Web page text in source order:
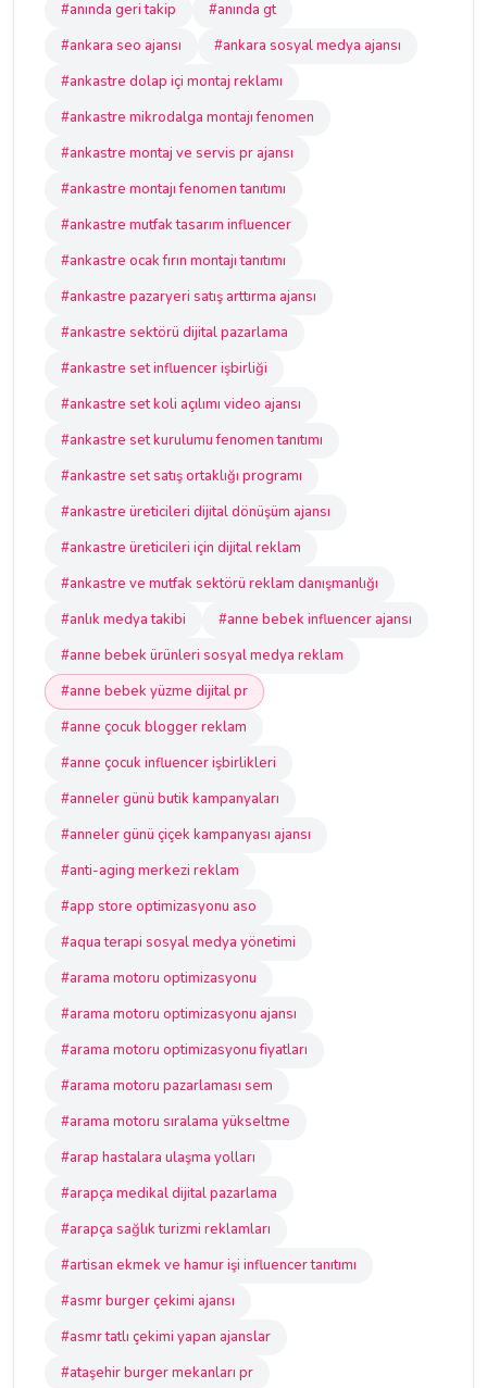
#anında geri takip
#anında gt
#ankara seo ajansı
#ankara sosyal medya ajansı
#ankastre dolap içi montaj reklamı
#ankastre mikrodalga montajı fenomen
#ankastre montaj ve servis pr ajansı
#ankastre montajı fenomen tanıtımı
#ankastre mutfak tasarım influencer
#ankastre ocak fırın montajı tanıtımı
#ankastre pazaryeri satış arttırma ajansı
#ankastre sektörü dijital pazarlama
#ankastre set influencer işbirliği
#ankastre set koli açılımı video ajansı
#ankastre set kurulumu fenomen tanıtımı
#ankastre set satış ortaklığı programı
#ankastre üreticileri dijital dönüşüm ajansı
#ankastre üreticileri için dijital reklam
#ankastre ve mutfak sektörü reklam danışmanlığı
#anlık medya takibi
#anne bebek influencer ajansı
#anne bebek ürünleri sosyal medya reklam
#anne bebek yüzme dijital pr
#anne çocuk blogger reklam
#anne çocuk influencer işbirlikleri
#anneler günü butik kampanyaları
#anneler günü çiçek kampanyası ajansı
#anti-aging merkezi reklam
#app store optimizasyonu aso
#aqua terapi sosyal medya yönetimi
#arama motoru optimizasyonu
#arama motoru optimizasyonu ajansı
#arama motoru optimizasyonu fiyatları
#arama motoru pazarlaması sem
#arama motoru sıralama yükseltme
#arap hastalara ulaşma yolları
#arapça medikal dijital pazarlama
#arapça sağlık turizmi reklamları
#artisan ekmek ve hamur işi influencer tanıtımı
#asmr burger çekimi ajansı
#asmr tatlı çekimi yapan ajanslar
#ataşehir burger mekanları pr